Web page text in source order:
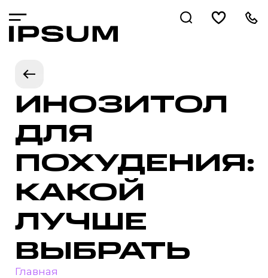
ИНОЗИТОЛ
ДЛЯ
ПОХУДЕНИЯ:
КАКОЙ
ЛУЧШЕ
ВЫБРАТЬ
Главная